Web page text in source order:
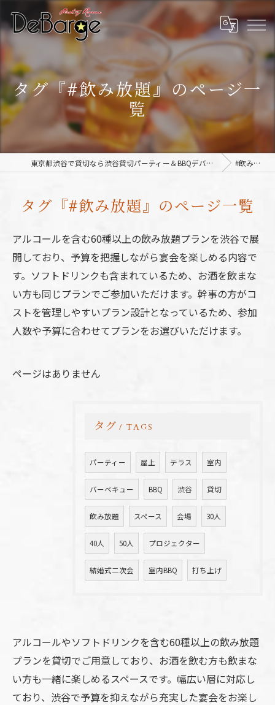
タグ『#飲み放題』のページ一
覧
東京都渋谷で貸切なら渋谷貸切パーティー＆BBQデバージ - DeBarge #飲み放題
タグ『#飲み放題』のページ一覧
アルコールを含む60種以上の飲み放題プランを渋谷で展
開しており、予算を把握しながら宴会を楽しめる内容で
す。ソフトドリンクも含まれているため、お酒を飲まな
い方も同じプランでご参加いただけます。幹事の方がコ
ストを管理しやすいプラン設計となっているため、参加
人数や予算に合わせてプランをお選びいただけます。
ページはありません
タグ TAGS
パーティー 屋上 テラス 室内
バーベキュー BBQ 渋谷 貸切
飲み放題 スペース 会場 30人
40人 50人 プロジェクター
結婚式二次会 室内BBQ 打ち上げ
アルコールやソフトドリンクを含む60種以上の飲み放題
プランを貸切でご用意しており、お酒を飲む方も飲まな
い方も一緒に楽しめるスペースです。幅広い層に対応し
ており、渋谷で予算を抑えながら充実した宴会をお楽し